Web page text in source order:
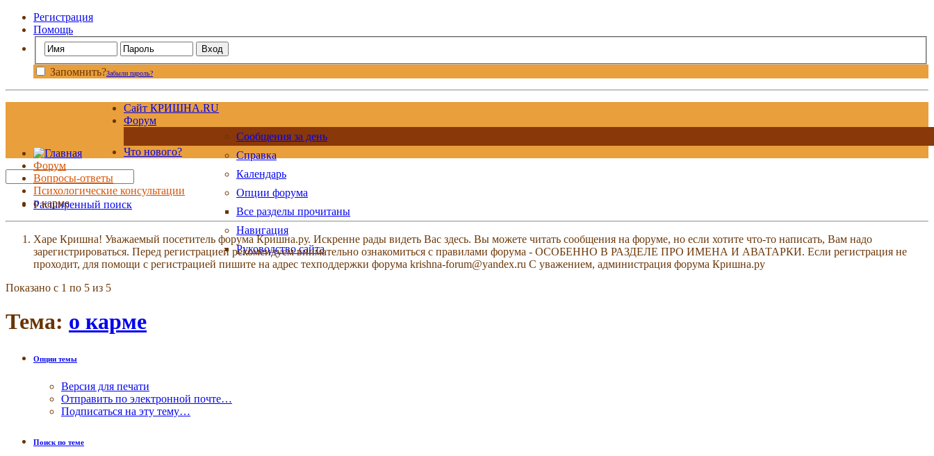
Регистрация
Помощь
Запомнить?Забыли пароль?
Сайт КРИШНА.RU
Форум
Сообщения за день
Справка
Календарь
Опции форума
Все разделы прочитаны
Навигация
Руководство сайта
Что нового?
Расширенный поиск
Форум
Вопросы-ответы
Психологические консультации
о карме
Харе Кришна! Уважаемый посетитель форума Кришна.ру. Искренне рады видеть Вас здесь. Вы можете читать сообщения на форуме, но если хотите что-то написать, Вам надо
зарегистрироваться. Перед регистрацией рекомендуем внимательно ознакомиться с правилами форума - ОСОБЕННО В РАЗДЕЛЕ ПРО ИМЕНА И АВАТАРКИ. Если регистрация не
проходит, для помощи с регистрацией пишите на адрес техподдержки форума krishna-forum@yandex.ru С уважением, администрация форума Кришна.ру
Показано с 1 по 5 из 5
Тема: о карме
Опции темы
Версия для печати
Отправить по электронной почте…
Подписаться на эту тему…
Поиск по теме